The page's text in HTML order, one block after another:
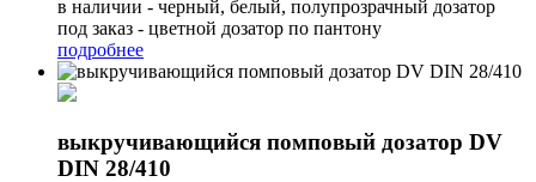
в наличии - черный, белый, полупрозрачный дозатор
под заказ - цветной дозатор по пантону
подробнее
выкручивающийся помповый дозатор DV
DIN 28/410